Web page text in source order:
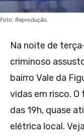
Foto: Reprodução.
Na noite de
criminoso
bairro Vale da
vidas em risco.
das 19h, quase
elétrica local.